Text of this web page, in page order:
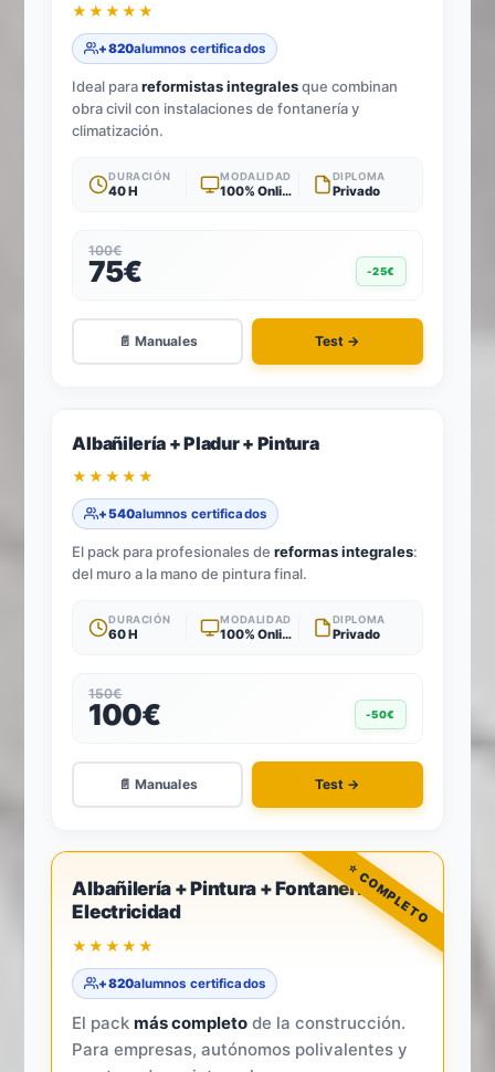
★★★★★
+820alumnos certificados
Ideal parareformistas integralesque combinan
obra civil con instalaciones de fontanería y
climatización.
DURACIÓN
40 H
MODALIDAD
100% Online
DIPLOMA
Privado
100€
75€ -25€
📄 Manuales Test →
3 TÍTULOS · 1 TEST
Albañilería + Pladur + Pintura
★★★★★
+540alumnos certificados
El pack para profesionales dereformas integrales:
del muro a la mano de pintura final.
DURACIÓN
60 H
MODALIDAD
100% Online
DIPLOMA
Privado
150€
100€ -50€
📄 Manuales Test →
4 TÍTULOS · 1 TEST
-33%
Albañilería + Pintura + Fontanería +
Electricidad
★★★★★
+820alumnos certificados
El packmás completo de la construcción.
Para empresas, autónomos polivalentes y